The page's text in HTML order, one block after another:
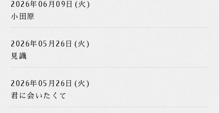
2026年06月09日(火)
小田原
2026年05月26日(火)
見識
2026年05月26日(火)
君に会いたくて